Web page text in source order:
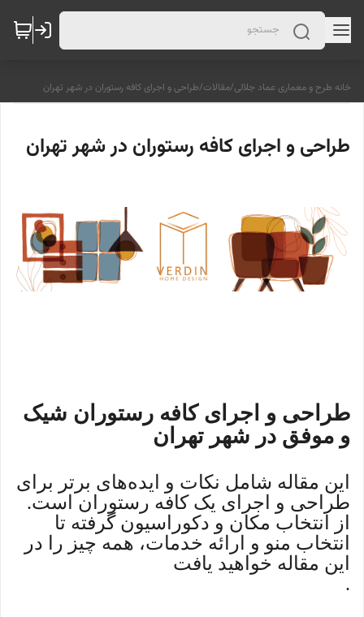
خانه طرح و معماری عماد جلالی/مقالات/طراحی و اجرای کافه رستوران در شهر تهران
طراحی و اجرای کافه رستوران در شهر تهران
طراحی و اجرای کافه رستوران شیک
و موفق در شهر تهران
این مقاله شامل نکات و ایده‌های برتر برای
طراحی و اجرای یک کافه رستوران است.
از انتخاب مکان و دکوراسیون گرفته تا
انتخاب منو و ارائه خدمات، همه چیز را در
این مقاله خواهید یافت
.